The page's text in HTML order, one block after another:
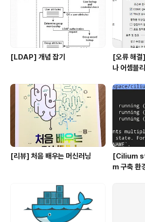
부 마인드맵으로 기록해 보았다. 책에서 처럼 손으로 직접
그려보고 싶었지만 익숙치 않아서..
[LDAP] 개념 잡기
[오류 해결
나 어셈블
[리뷰] 처음 배우는 머신러닝
[Cilium
m 구축 환